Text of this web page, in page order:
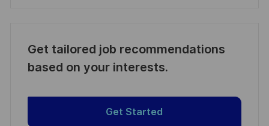
Get tailored job recommendations
based on your interests.
Get Started